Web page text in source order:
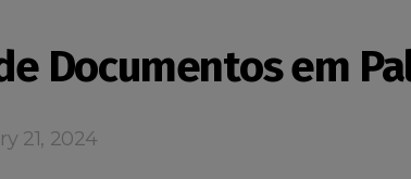
Documentos em
21, 2024